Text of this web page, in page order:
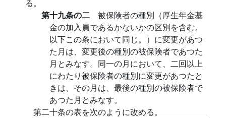
る。
第十九条の二 被保険者の種別（厚生年金基
金の加入員であるかないかの区別を含む。
以下この条において同じ。）に変更があつ
た月は、変更後の種別の被保険者であつた
月とみなす。同一の月において、二回以上
にわたり被保険者の種別に変更があつたと
きは、その月は、最後の種別の被保険者で
あつた月とみなす。
第二十条の表を次のように改める。